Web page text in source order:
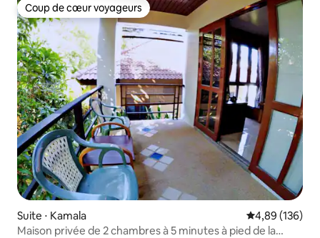
Coup de cœur voyageurs
Coup de cœur voyageurs
Suite ⋅ Kamala Évaluation
4,89 (136)
Maison privée de 2 chambres à 5 minutes à pied de la